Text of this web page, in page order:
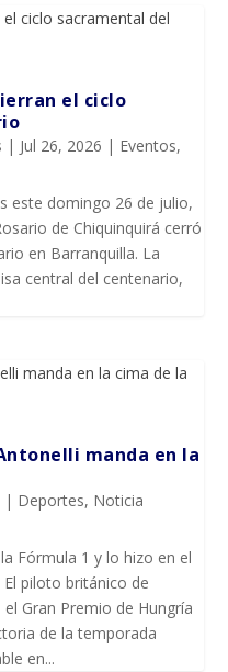
el ciclo
| Jul 26, 2026 | Eventos,
este domingo 26 de julio,
de Chiquinquirá cerró
en Barranquilla. La
central del centenario,
manda en la
| Deportes, Noticia
Fórmula 1 y lo hizo en el
piloto británico de
Gran Premio de Hungría
de la temporada
en...